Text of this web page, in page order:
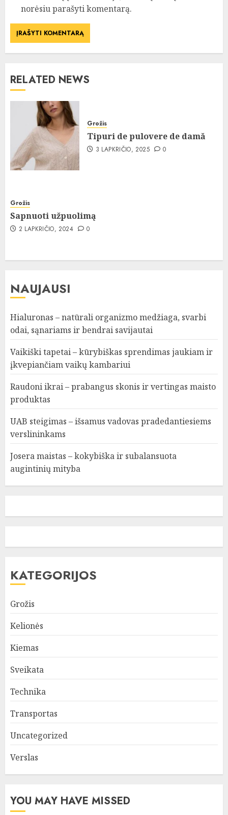
norėsiu parašyti komentarą.
RELATED NEWS
Grožis
Tipuri de pulovere de damă
3 LAPKRIČIO, 2025 0
Grožis
Sapnuoti užpuolimą
2 LAPKRIČIO, 2024 0
NAUJAUSI
Hialuronas – natūrali organizmo medžiaga, svarbi
odai, sąnariams ir bendrai savijautai
Vaikiški tapetai – kūrybiškas sprendimas jaukiam ir
įkvepiančiam vaikų kambariui
Raudoni ikrai – prabangus skonis ir vertingas maisto
produktas
UAB steigimas – išsamus vadovas pradedantiesiems
verslininkams
Josera maistas – kokybiška ir subalansuota
augintinių mityba
KATEGORIJOS
Grožis
Kelionės
Kiemas
Sveikata
Technika
Transportas
Uncategorized
Verslas
YOU MAY HAVE MISSED